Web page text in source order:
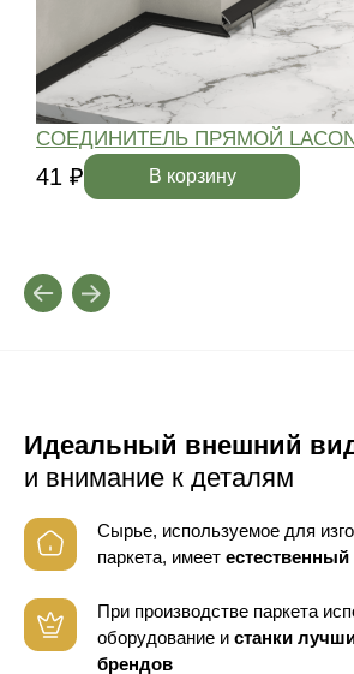
СОЕДИНИТЕЛЬ ПРЯМОЙ
41 ₽ В корзину
Идеальный внешний
и внимание к деталям
Сырье, используемое для
паркета, имеет
При производстве паркета
оборудование и станки
брендов